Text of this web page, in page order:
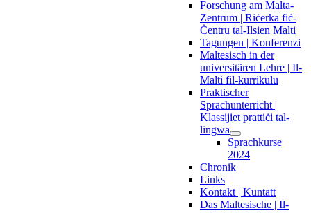
Forschung am Malta-
Zentrum | Riċerka fiċ-
Ċentru tal-Ilsien Malti
Tagungen | Konferenzi
Maltesisch in der
universitären Lehre | Il-
Malti fil-kurrikulu
Praktischer
Sprachunterricht |
Klassijiet prattiċi tal-
lingwa
Sprachkurse
2024
Chronik
Links
Kontakt | Kuntatt
Das Maltesische | Il-